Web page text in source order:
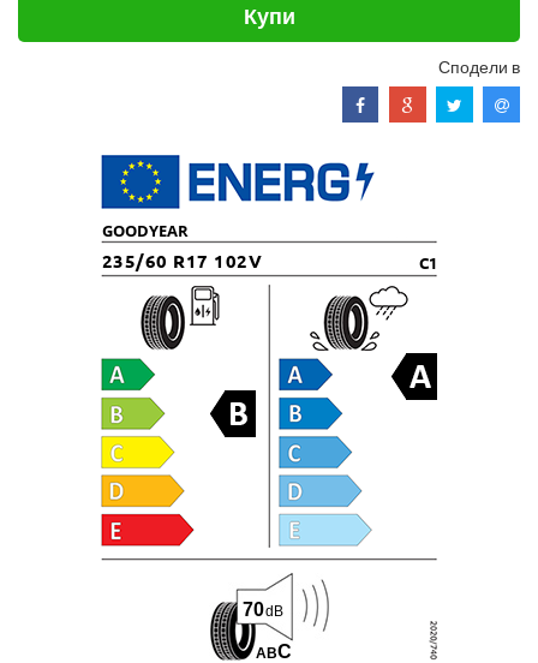
Купи
Сподели в
GOODYEAR
235/60 R17 102V C1
ABC
70dB